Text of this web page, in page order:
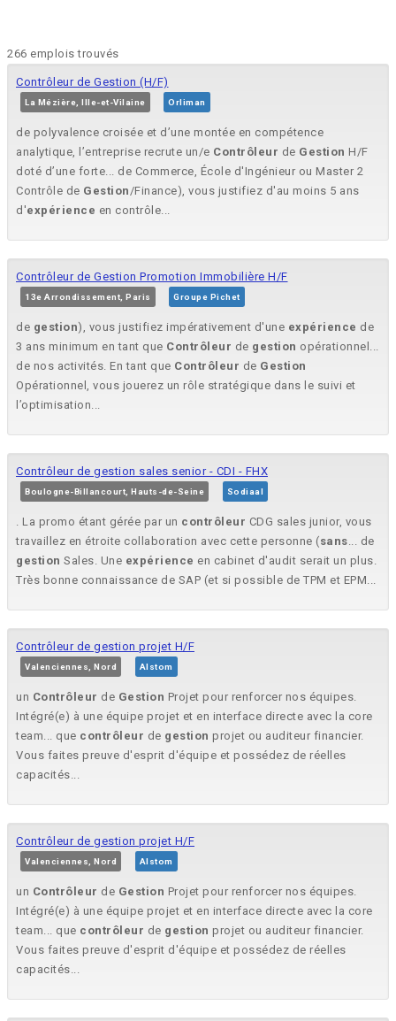
266 emplois trouvés
Contrôleur de Gestion (H/F)
La Mézière, Ille-et-Vilaine Orliman
de polyvalence croisée et d’une montée en compétence
analytique, l’entreprise recrute un/e Contrôleur de Gestion H/F
doté d’une forte... de Commerce, École d'Ingénieur ou Master 2
Contrôle de Gestion/Finance), vous justifiez d'au moins 5 ans
d'expérience en contrôle...
Contrôleur de Gestion Promotion Immobilière H/F
13e Arrondissement, Paris Groupe Pichet
de gestion), vous justifiez impérativement d'une expérience de
3 ans minimum en tant que Contrôleur de gestion opérationnel...
de nos activités. En tant que Contrôleur de Gestion
Opérationnel, vous jouerez un rôle stratégique dans le suivi et
l’optimisation...
Contrôleur de gestion sales senior - CDI - FHX
Boulogne-Billancourt, Hauts-de-Seine Sodiaal
. La promo étant gérée par un contrôleur CDG sales junior, vous
travaillez en étroite collaboration avec cette personne (sans... de
gestion Sales. Une expérience en cabinet d'audit serait un plus.
Très bonne connaissance de SAP (et si possible de TPM et EPM...
Contrôleur de gestion projet H/F
Valenciennes, Nord Alstom
un Contrôleur de Gestion Projet pour renforcer nos équipes.
Intégré(e) à une équipe projet et en interface directe avec la core
team... que contrôleur de gestion projet ou auditeur financier.
Vous faites preuve d'esprit d'équipe et possédez de réelles
capacités...
Contrôleur de gestion projet H/F
Valenciennes, Nord Alstom
un Contrôleur de Gestion Projet pour renforcer nos équipes.
Intégré(e) à une équipe projet et en interface directe avec la core
team... que contrôleur de gestion projet ou auditeur financier.
Vous faites preuve d'esprit d'équipe et possédez de réelles
capacités...